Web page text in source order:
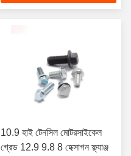
10.9 হাই টেনসিল মোটরসাইকেল
গ্রেড 12.9 9.8 8 হেক্সাগন ফ্ল্যাঞ্জ